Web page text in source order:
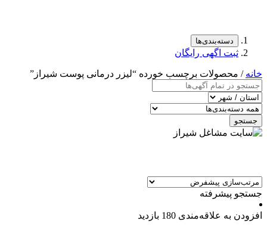
دسته‌بندی‌ها
ثبت اگهی رایگان
خانه / محصولات برچسب خورده “لیزر درمانی پوست شیراز”
جستجو
جستجو پیشرفته
افزودن به علاقه‌مندی 180 بازدید